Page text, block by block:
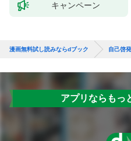
キャンペーン
漫画無料試し読みならdブック 自己啓発
アプリならもっ